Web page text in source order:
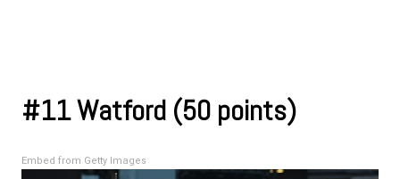
#11 Watford (50 points)
Embed from Getty Images